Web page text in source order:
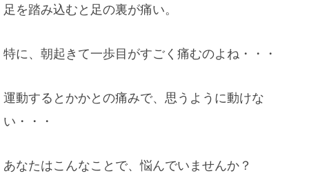
足を踏み込むと足の裏が痛い。
特に、朝起きて一歩目がすごく痛むのよね・・・
運動するとかかとの痛みで、思うように動けな
い・・・
あなたはこんなことで、悩んでいませんか？